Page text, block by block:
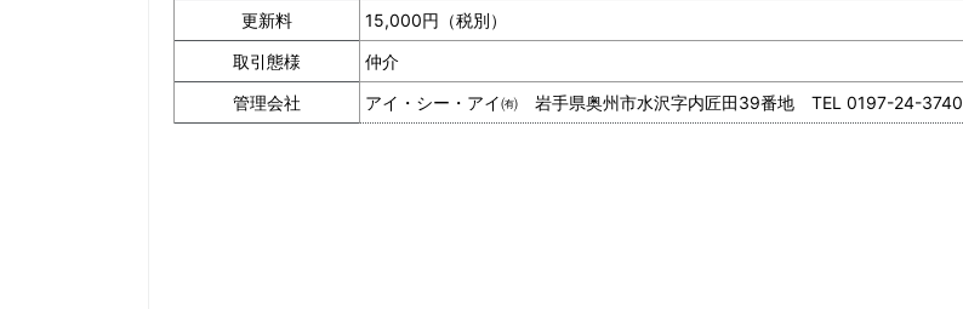
更新料
15,000円（税別）
取引態様
仲介
管理会社
アイ・シー・アイ㈲ 岩手県奥州市水沢字内匠田39番地 TEL 0197-24-3740